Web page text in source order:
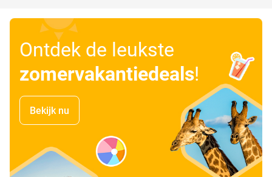
Ontdek de leukste
zomervakantiedeals!
Bekijk nu